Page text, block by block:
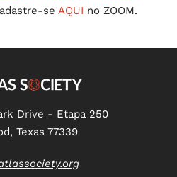
se AQUI no ZOOM.
Drive - Etapa 250
Texas 77339